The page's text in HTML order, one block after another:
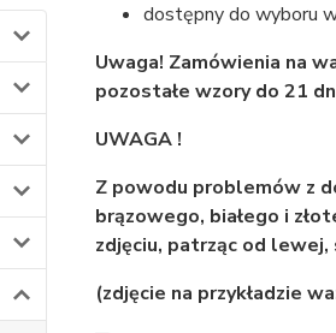
dostępny do wyboru
Uwaga! Zamówienia na
pozostałe wzory do 21
UWAGA !
Z powodu problemów z
brązowego, białego i
zdjęciu, patrząc od
(zdjęcie na przykładzie